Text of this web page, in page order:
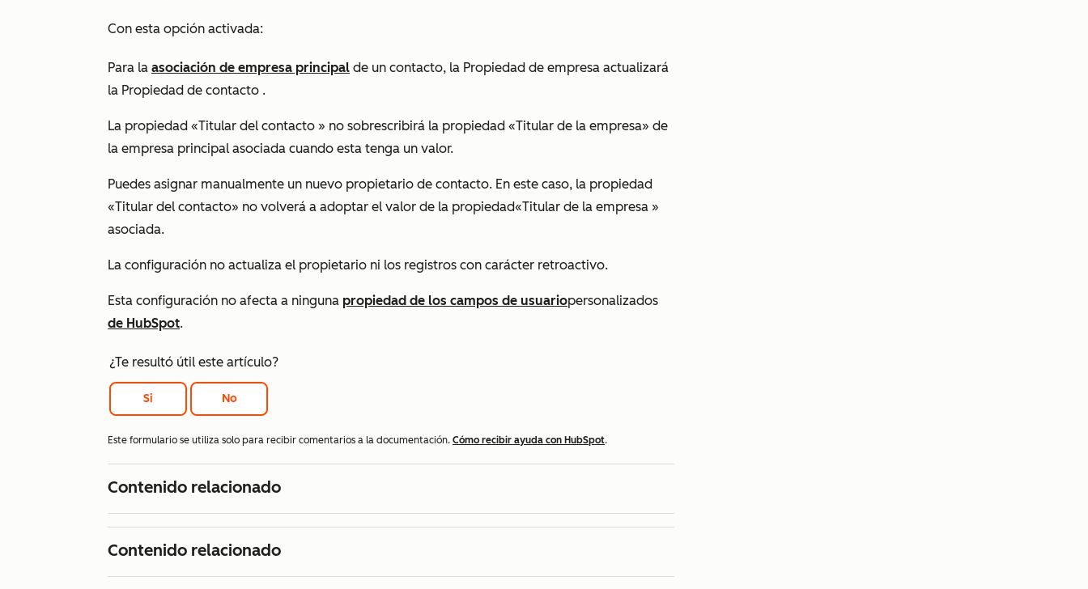
Con esta opción activada:
Para la asociación de empresa principal de un contacto, la Propiedad de empresa actualizará
la Propiedad de contacto .
La propiedad «Titular del contacto » no sobrescribirá la propiedad «Titular de la empresa» de
la empresa principal asociada cuando esta tenga un valor.
Puedes asignar manualmente un nuevo propietario de contacto. En este caso, la propiedad
«Titular del contacto» no volverá a adoptar el valor de la propiedad«Titular de la empresa »
asociada.
La configuración no actualiza el propietario ni los registros con carácter retroactivo.
Esta configuración no afecta a ninguna propiedad de los campos de usuariopersonalizados
de HubSpot.
¿Te resultó útil este artículo?
Si No
Este formulario se utiliza solo para recibir comentarios a la documentación. Cómo recibir ayuda con HubSpot.
Contenido relacionado
Contenido relacionado